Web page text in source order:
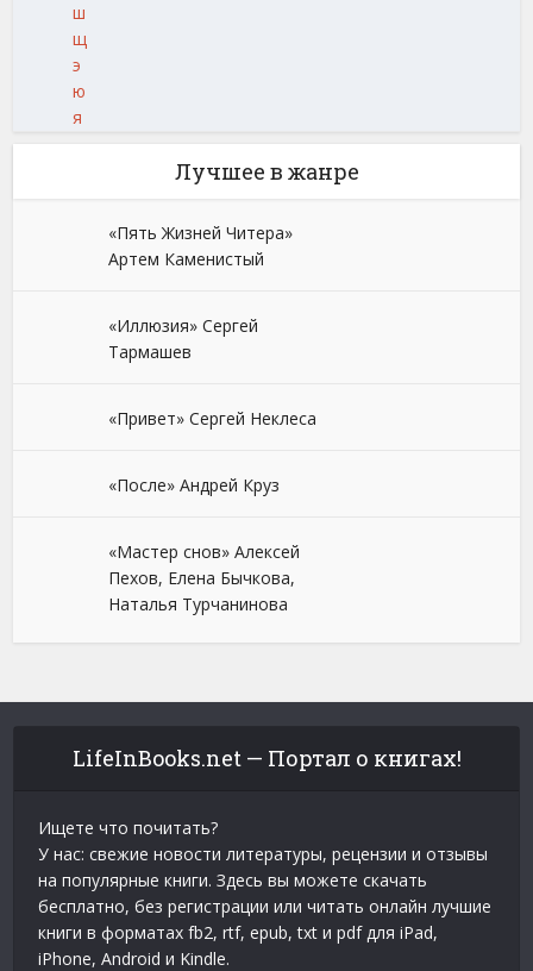
ш
щ
э
ю
я
Лучшее в жанре
«Пять Жизней Читера»
Артем Каменистый
«Иллюзия» Сергей
Тармашев
«Привет» Сергей Неклеса
«После» Андрей Круз
«Мастер снов» Алексей
Пехов, Елена Бычкова,
Наталья Турчанинова
LifeInBooks.net — Портал о книгах!
Ищете что почитать?
У нас: свежие новости литературы, рецензии и отзывы
на популярные книги. Здесь вы можете скачать
бесплатно, без регистрации или читать онлайн лучшие
книги в форматах fb2, rtf, epub, txt и pdf для iPad,
iPhone, Android и Kindle.